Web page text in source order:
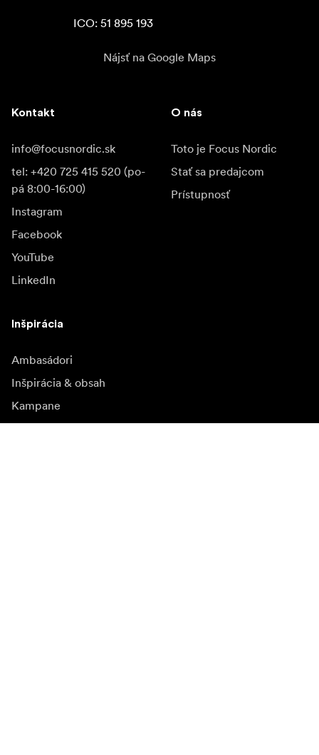
ICO: 51 895 193
Nájsť na Google Maps
Kontakt
info@focusnordic.sk
tel: +420 725 415 520 (po-
pá 8:00-16:00)
Instagram
Facebook
YouTube
LinkedIn
O nás
Toto je Focus Nordic
Stať sa predajcom
Prístupnosť
Inšpirácia
Ambasádori
Inšpirácia & obsah
Kampane